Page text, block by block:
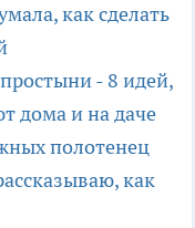
как сделать
- 8 идей,
дома и на даче
полотенец
как